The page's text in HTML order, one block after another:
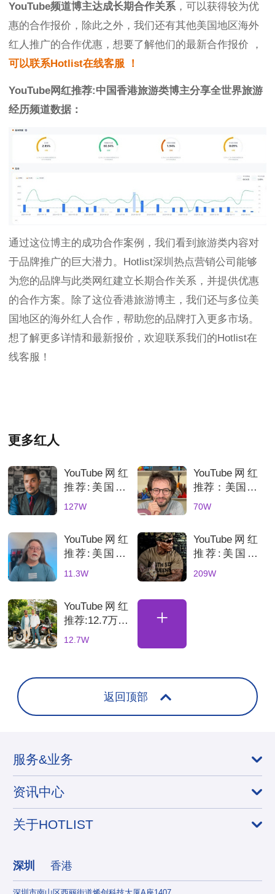
YouTube频道博主达成长期合作关系，可以获得较为优
惠的合作报价，除此之外，我们还有其他美国地区海外
红人推广的合作优惠，想要了解他们的最新合作报价 ，
可以联系Hotlist在线客服 ！
YouTube网红推荐:中国香港旅游类博主分享全世界旅游
经历频道数据：
通过这位博主的成功合作案例，我们看到旅游类内容对
于品牌推广的巨大潜力。Hotlist深圳热点营销公司能够
为您的品牌与此类网红建立长期合作关系，并提供优惠
的合作方案。除了这位香港旅游博主，我们还与多位美
国地区的海外红人合作，帮助您的品牌打入更多市场。
想了解更多详情和最新报价，欢迎联系我们的Hotlist在
线客服！
更多红人
YouTube网红
推荐:美国3C
科技数码测评
127W
YouTube网红
推荐：美国70
万粉丝3D打
评测账号解析
70W
YouTube网红
推荐:美国3D
打印机深度测
11.3W
YouTube网红
推荐:美国科
技网红高互动
209W
YouTube网红
推荐:12.7万粉
丝土耳其骑行
牌合
12.7W
+
返回顶部
服务&业务
资讯中心
关于HOTLIST
深圳 香港